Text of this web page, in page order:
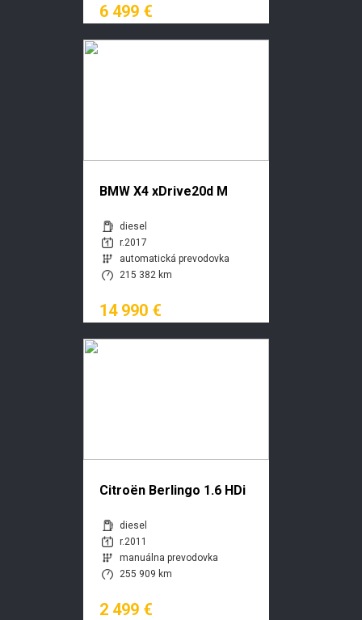
6 499 €
BMW X4 xDrive20d M
diesel
r.2017
automatická prevodovka
215 382 km
14 990 €
Citroën Berlingo 1.6 HDi
diesel
r.2011
manuálna prevodovka
255 909 km
2 499 €